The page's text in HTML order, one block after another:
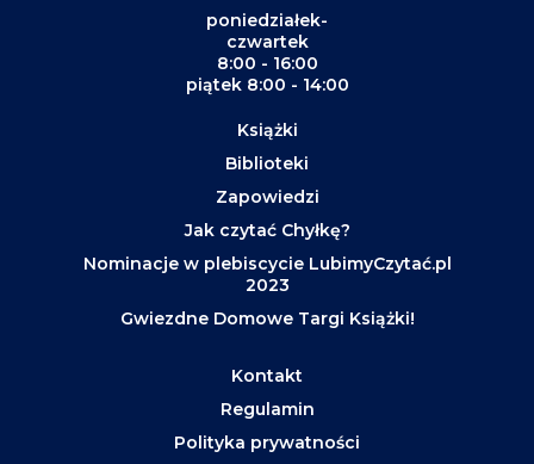
poniedziałek-
czwartek
8:00 - 16:00
piątek 8:00 - 14:00
Książki
Biblioteki
Zapowiedzi
Jak czytać Chyłkę?
Nominacje w plebiscycie LubimyCzytać.pl
2023
Gwiezdne Domowe Targi Książki!
Kontakt
Regulamin
Polityka prywatności